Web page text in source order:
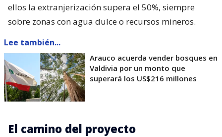
ellos la extranjerización supera el 50%, siempre
sobre zonas con agua dulce o recursos mineros.
Lee también...
Arauco acuerda vender bosques en
Valdivia por un monto que
superará los US$216 millones
El camino del proyecto